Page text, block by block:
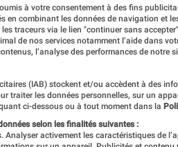
à la recherche de
des actualités et
à votre consentement à des fins
en combinant les données de navigation et
traceurs via le lien "continuer sans
de nos services notamment l’aide dans
l’analyse des performances de notre
(IAB) stockent et/ou accèdent à des
traiter les données personnelles, sur un
ci-dessous ou à tout moment dans la
selon les finalités suivantes :
activement les caractéristiques de